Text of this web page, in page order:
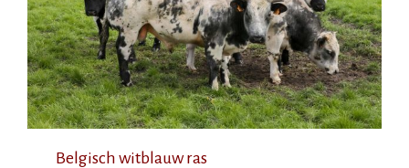
Belgisch witblauw ras